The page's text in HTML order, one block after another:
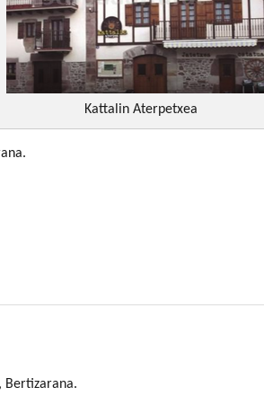
Kattalin Aterpetxea
Bertizarana.